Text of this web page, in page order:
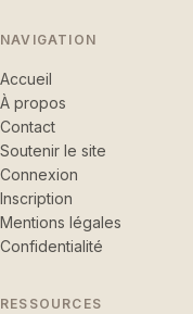
NAVIGATION
Accueil
À propos
Contact
Soutenir le site
Connexion
Inscription
Mentions légales
Confidentialité
RESSOURCES